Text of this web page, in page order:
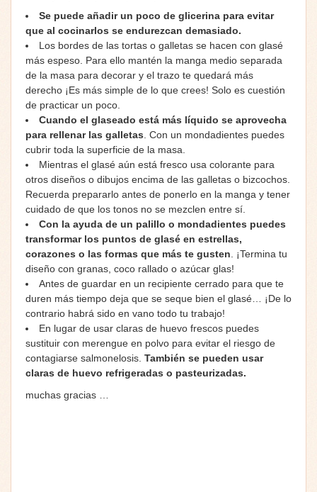
Se puede añadir un poco de glicerina para evitar
que al cocinarlos se endurezcan demasiado.
Los bordes de las tortas o galletas se hacen con glasé
más espeso. Para ello mantén la manga medio separada
de la masa para decorar y el trazo te quedará más
derecho ¡Es más simple de lo que crees! Solo es cuestión
de practicar un poco.
Cuando el glaseado está más líquido se aprovecha
para rellenar las galletas . Con un mondadientes puedes
cubrir toda la superficie de la masa.
Mientras el glasé aún está fresco usa colorante para
otros diseños o dibujos encima de las galletas o bizcochos.
Recuerda prepararlo antes de ponerlo en la manga y tener
cuidado de que los tonos no se mezclen entre sí.
Con la ayuda de un palillo o mondadientes puedes
transformar los puntos de glasé en estrellas,
corazones o las formas que más te gusten . ¡Termina tu
diseño con granas, coco rallado o azúcar glas!
Antes de guardar en un recipiente cerrado para que te
duren más tiempo deja que se seque bien el glasé… ¡De lo
contrario habrá sido en vano todo tu trabajo!
En lugar de usar claras de huevo frescos puedes
sustituir con merengue en polvo para evitar el riesgo de
contagiarse salmonelosis. También se pueden usar
claras de huevo refrigeradas o pasteurizadas.
muchas gracias …